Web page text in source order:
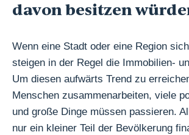
davon besitzen
Wenn eine Stadt oder eine Region
steigen in der Regel die Immobilien-
Um diesen aufwärts Trend zu
Menschen zusammenarbeiten, viele
und große Dinge müssen passieren.
nur ein kleiner Teil der Bevölkerung